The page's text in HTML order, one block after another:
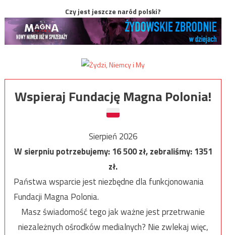
Czy jest jeszcze naród polski?
Wspieraj Fundację Magna Polonia!
Sierpień 2026
W sierpniu potrzebujemy:16 500zł, zebraliśmy:1351
zł.
Państwa wsparcie jest niezbędne dla funkcjonowania
Fundacji Magna Polonia.
Masz świadomość tego jak ważne jest przetrwanie
niezależnych ośrodków medialnych? Nie zwlekaj więc,